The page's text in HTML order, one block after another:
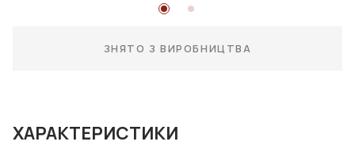
ЗНЯТО З ВИРОБНИЦТВА
ХАРАКТЕРИСТИКИ